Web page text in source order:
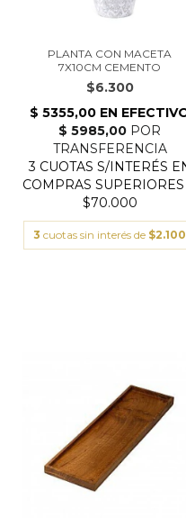
PLANTA CON MACETA
7X10CM CEMENTO
$6.300
3 cuotas sin interés de $2.100